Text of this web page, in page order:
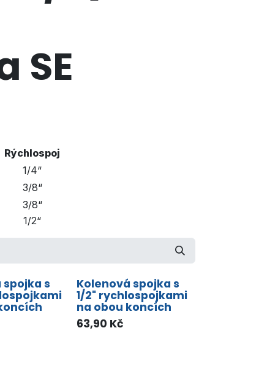
SE
Rýchlospoj
1/4“
3/8“
3/8“
1/2“
spojka s Kolenová spojka s
1/2" rychlospojkami
na obou koncích
63,90 Kč